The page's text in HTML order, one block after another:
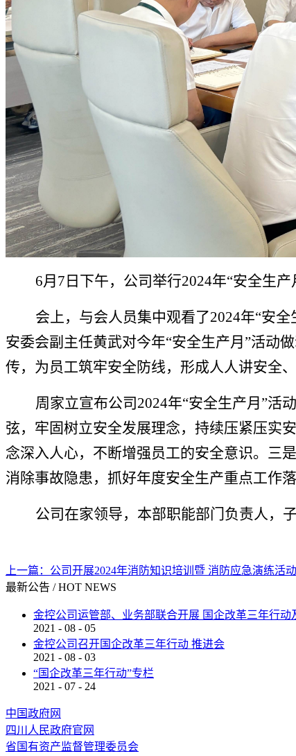
6月7日下午，公司举行2024年“安全生产
会上，与会人员集中观看了2024年“安
安委会副主任黄武对今年“安全生产月”活动
传，为员工筑牢安全防线，形成人人讲安全、
周家立宣布公司 2024年“安全生产月”活
弦， 牢固树立安全发展理念，持续压紧压实
念深入人心，不断增强员工的安全意识。 三
消除事故隐患， 抓好年度安全生产重点工作落
公司在家领导， 本部职能部门负责人，
上一篇： 公司开展2024年消防知识培训暨 消防应急演练活动
最新公告 / HOT NEWS
金控公司运管部、业务部联合开展 国企改革三年行动
2021 - 08 - 05
金控公司召开国企改革三年行动 推进会
2021 - 08 - 03
“国企改革三年行动”专栏
2021 - 07 - 24
中国政府网
四川人民政府官网
省国有资产监督管理委员会